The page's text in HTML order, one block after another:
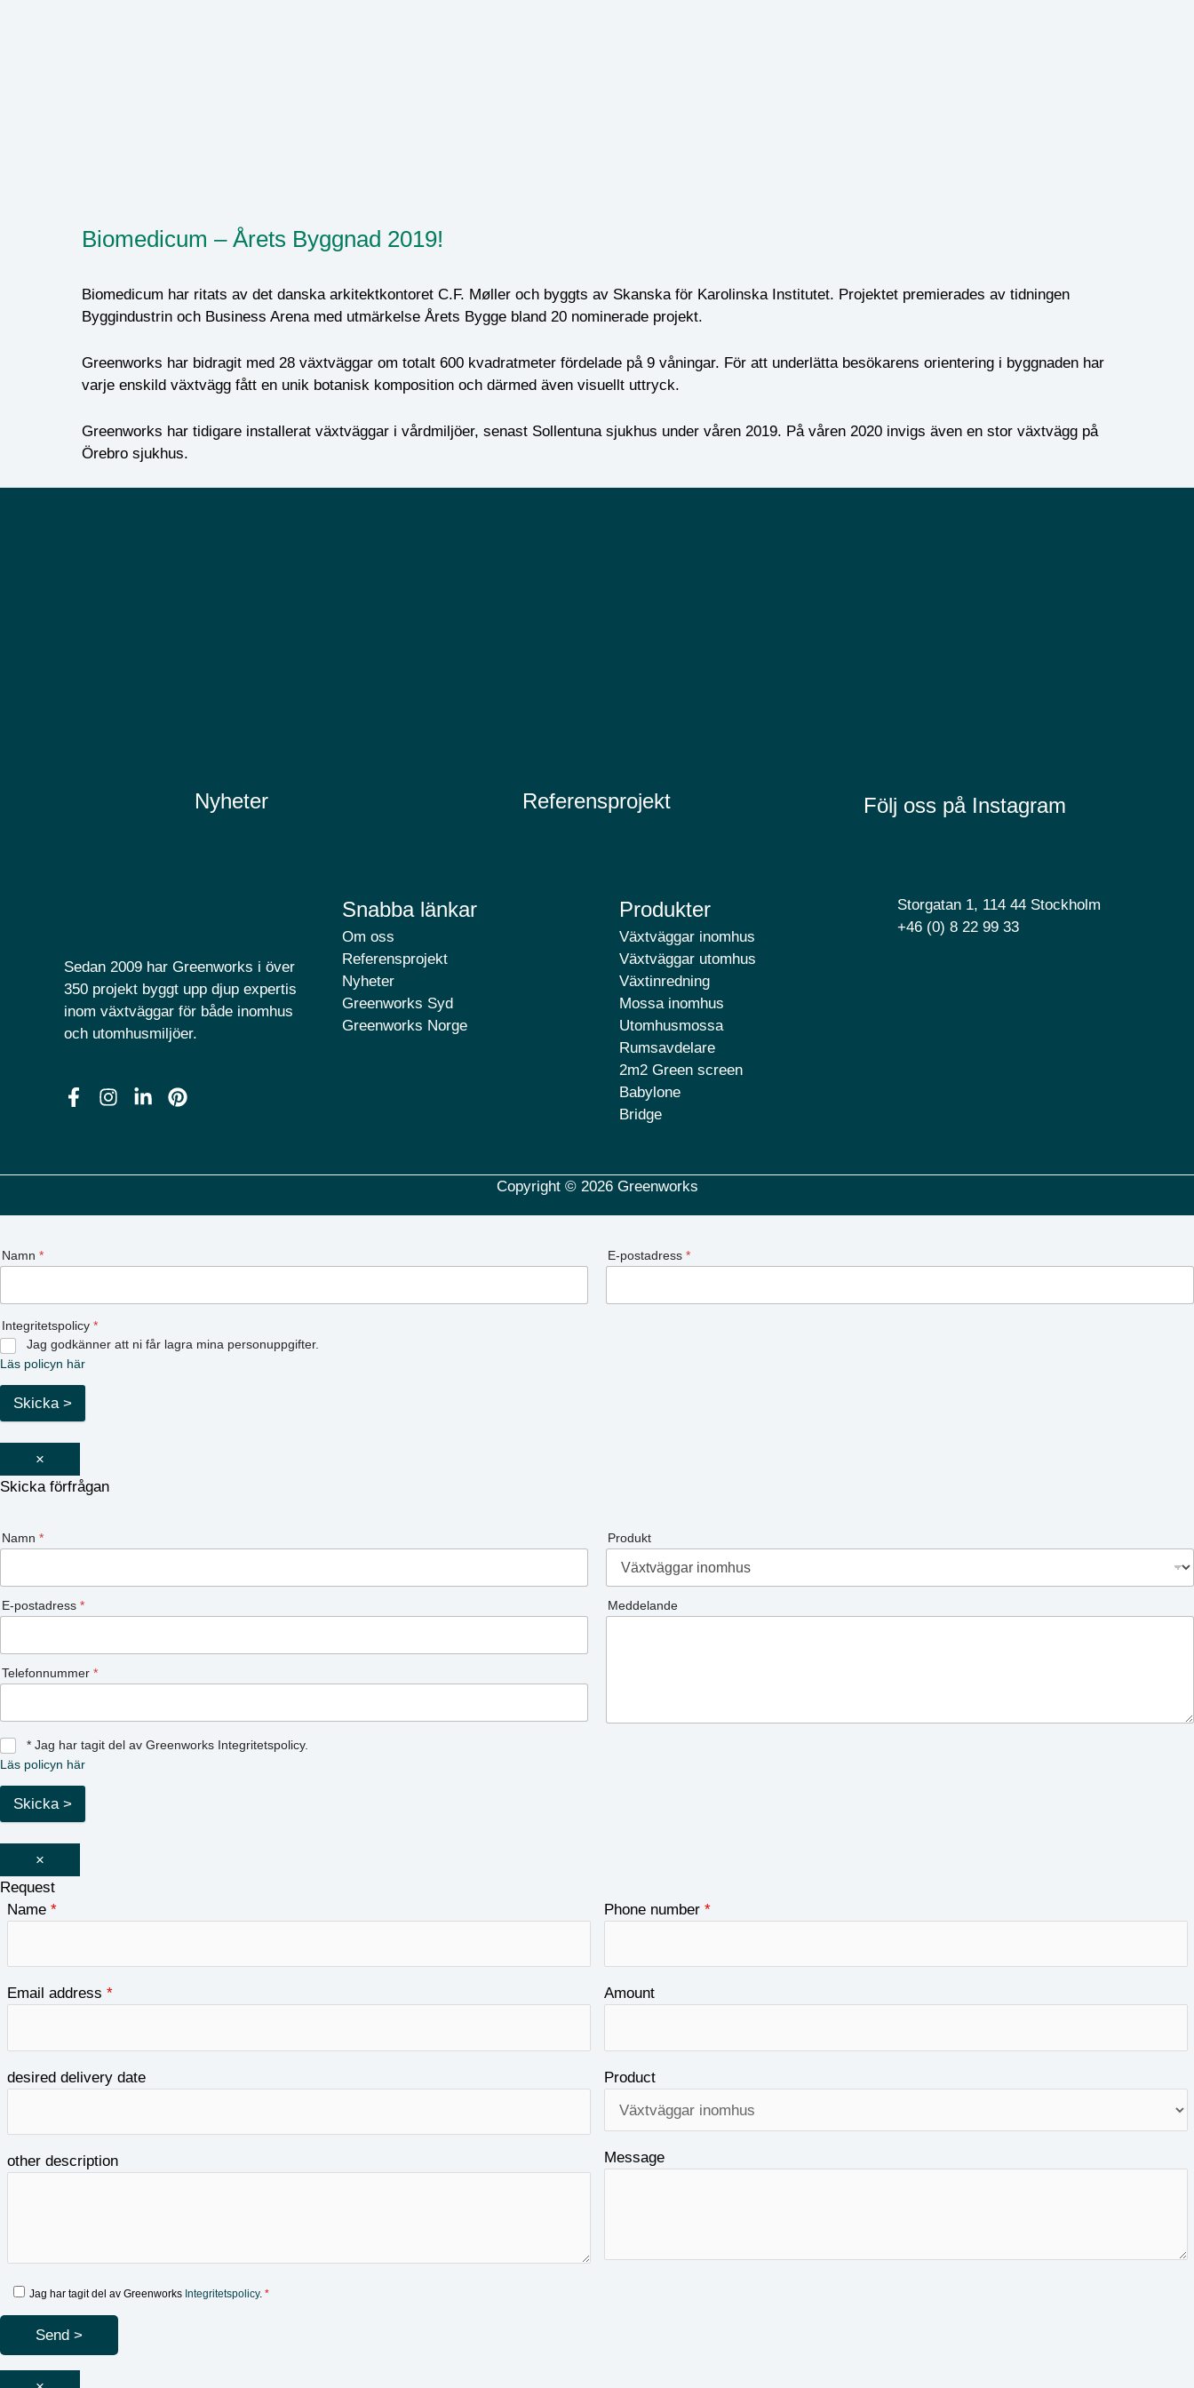
Biomedicum – Årets Byggnad 2019!
Biomedicum har ritats av det danska arkitektkontoret C.F. Møller och byggts av Skanska för Karolinska Institutet. Projektet premierades av tidningen
Byggindustrin och Business Arena med utmärkelse Årets Bygge bland 20 nominerade projekt.
Greenworks har bidragit med 28 växtväggar om totalt 600 kvadratmeter fördelade på 9 våningar. För att underlätta besökarens orientering i byggnaden har
varje enskild växtvägg fått en unik botanisk komposition och därmed även visuellt uttryck.
Greenworks har tidigare installerat växtväggar i vårdmiljöer, senast Sollentuna sjukhus under våren 2019. På våren 2020 invigs även en stor växtvägg på
Örebro sjukhus.
Nyheter Referensprojekt Följ oss på Instagram
Sedan 2009 har Greenworks i över
350 projekt byggt upp djup expertis
inom växtväggar för både inomhus
och utomhusmiljöer.
Snabba länkar
Om oss
Referensprojekt
Nyheter
Greenworks Syd
Greenworks Norge
Produkter
Växtväggar inomhus
Växtväggar utomhus
Växtinredning
Mossa inomhus
Utomhusmossa
Rumsavdelare
2m2 Green screen
Babylone
Bridge
Storgatan 1, 114 44 Stockholm
+46 (0) 8 22 99 33
Copyright © 2026 Greenworks
Namn * E-postadress *
Integritetspolicy *
Jag godkänner att ni får lagra mina personuppgifter.
Läs policyn här
Skicka >
×
Skicka förfrågan
Namn *
E-postadress *
Telefonnummer *
Produkt
Meddelande
* Jag har tagit del av Greenworks Integritetspolicy.
Läs policyn här
Skicka >
×
Request
Name *
Email address *
desired delivery date
other description
Phone number *
Amount
Product
Message
Integritetspolicy
Jag har tagit del av Greenworks Integritetspolicy. *